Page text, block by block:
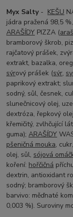
Myx Salty- KEŠU
jádra pražená 98,5
ARAŠÍDY PIZZA (
bramborový škrob,
rajčatový prášek,
extrakt, bazalka,
sýrový prášek (sýr,
paprikový extrakt;
sodný, sůl, česnek,
slunečnicový olej,
dextróza, řepkový
křemičitý, zvlhčující
guma);ARAŠÍDY
pšeničná mouka,
olej, sůl, sójová
koření: hořčičná
dextrin, antioxidant
sodný; bramborový
barvivo: měďnaté
0,003 %). Suroviny